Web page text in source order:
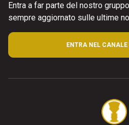
Entra a far parte del nostro
sempre aggiornato sulle ultime
ENTRA NEL CANALE